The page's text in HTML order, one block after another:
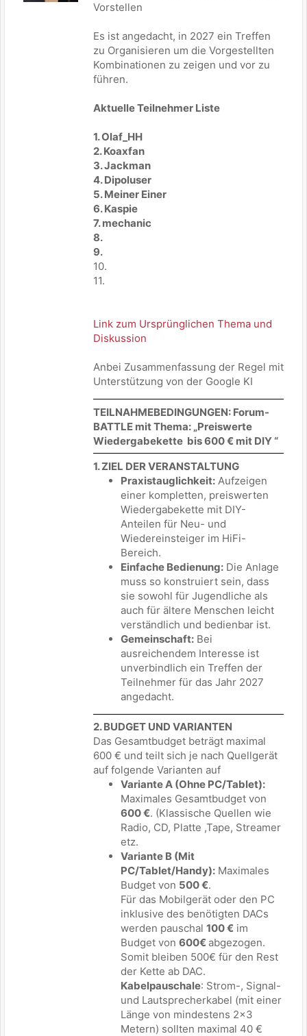
Vorstellen
Es ist angedacht, in 2027 ein Treffen
zu Organisieren um die Vorgestellten
Kombinationen zu zeigen und vor zu
führen.
Aktuelle Teilnehmer Liste
1. Olaf_HH
2. Koaxfan
3. Jackman
4. Dipoluser
5. Meiner Einer
6. Kaspie
7. mechanic
8.
9.
10.
11.
Link zum Ursprünglichen Thema und
Diskussion
Anbei Zusammenfassung der Regel mit
Unterstützung von der Google KI
TEILNAHMEBEDINGUNGEN: Forum-
BATTLE mitThema: „Preiswerte
Wiedergabekette bis 600 € mit DIY “
1. ZIEL DER VERANSTALTUNG
Praxistauglichkeit: Aufzeigen
einer kompletten, preiswerten
Wiedergabekette mit DIY-
Anteilen für Neu- und
Wiedereinsteiger im HiFi-
Bereich.
Einfache Bedienung: Die Anlage
muss so konstruiert sein, dass
sie sowohl für Jugendliche als
auch für ältere Menschen leicht
verständlich und bedienbar ist.
Gemeinschaft: Bei
ausreichendem Interesse ist
unverbindlich ein Treffen der
Teilnehmer für das Jahr 2027
angedacht.
2. BUDGET UND VARIANTEN
Das Gesamtbudget beträgt maximal
600 € und teilt sich je nach Quellgerät
auf folgende Varianten auf
Variante A (Ohne PC/Tablet):
Maximales Gesamtbudget von
600 €. (Klassische Quellen wie
Radio, CD, Platte ,Tape, Streamer
etz.
Variante B (Mit
PC/Tablet/Handy): Maximales
Budget von 500 €.
Für das Mobilgerät oder den PC
inklusive des benötigten DACs
werden pauschal 100 € im
Budget von 600€abgezogen.
Somit bleiben 500€ für den Rest
der Kette ab DAC.
Kabelpauschale: Strom-, Signal-
und Lautsprecherkabel (mit einer
Länge von mindestens 2x3
Metern) sollten maximal 40 €